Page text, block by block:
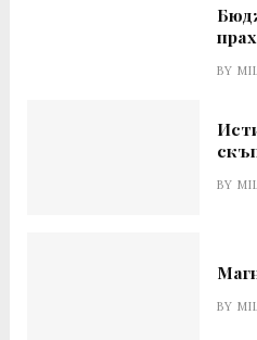
прах
BY
BY
BY